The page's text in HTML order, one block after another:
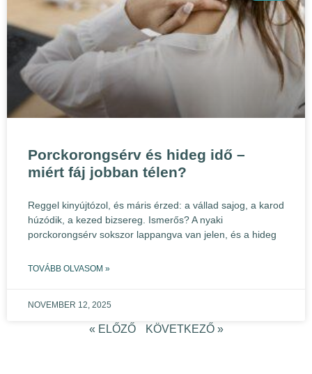
Porckorongsérv és hideg idő –
miért fáj jobban télen?
Reggel kinyújtózol, és máris érzed: a vállad sajog, a karod
húzódik, a kezed bizsereg. Ismerős? A nyaki
porckorongsérv sokszor lappangva van jelen, és a hideg
TOVÁBB OLVASOM »
NOVEMBER 12, 2025
« ELŐZŐ KÖVETKEZŐ »